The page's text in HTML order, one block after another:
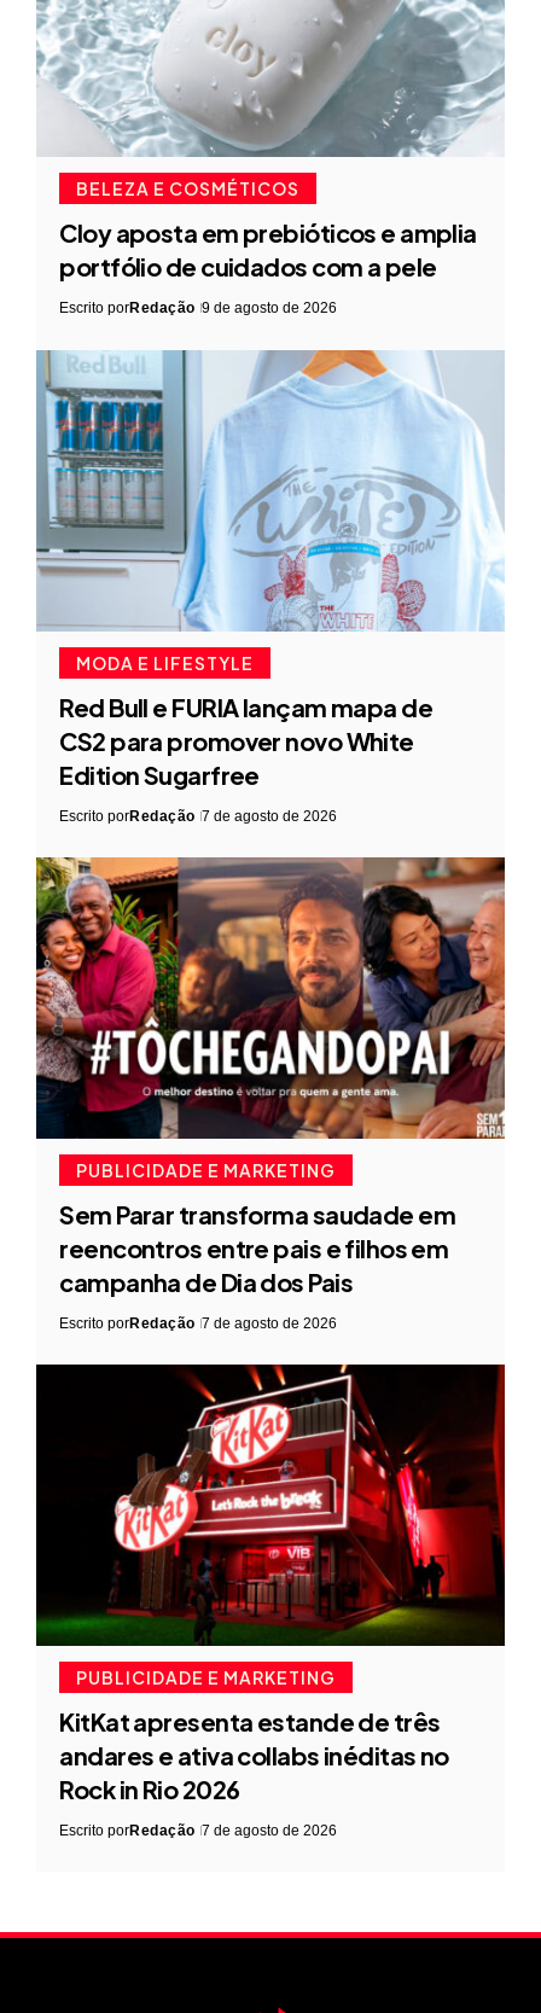
BELEZA E COSMÉTICOS
Cloy aposta em prebióticos e amplia
portfólio de cuidados com a pele
Escrito porRedação 9 de agosto de 2026
MODA E LIFESTYLE
Red Bull e FURIA lançam mapa de
CS2 para promover novo White
Edition Sugarfree
Escrito porRedação 7 de agosto de 2026
PUBLICIDADE E MARKETING
Sem Parar transforma saudade em
reencontros entre pais e filhos em
campanha de Dia dos Pais
Escrito porRedação 7 de agosto de 2026
PUBLICIDADE E MARKETING
KitKat apresenta estande de três
andares e ativa collabs inéditas no
Rock in Rio 2026
Escrito porRedação 7 de agosto de 2026